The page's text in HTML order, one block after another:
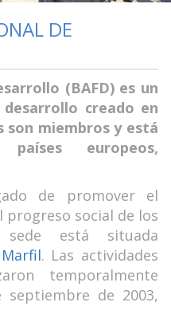
DE
(BAFD) es un
creado en
son miembros y está
europeos,
de promover el
progreso social de los
sede está situada
. Las actividades
temporalmente
septiembre de 2003,